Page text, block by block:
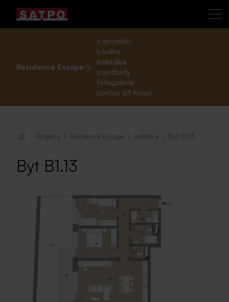
Rezidence Escape
o projektu
lokalita
nabídka
standardy
fotogalerie
postup při koupi
Projekty Rezidence Escape nabídka Byt B1.13
Byt B1.13